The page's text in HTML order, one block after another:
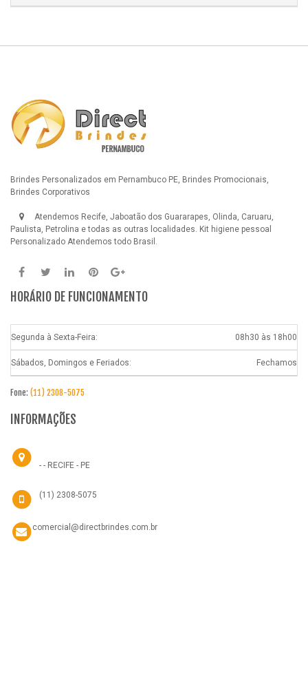
Brindes Personalizados em Pernambuco PE, Brindes Promocionais,
Brindes Corporativos
Atendemos Recife, Jaboatão dos Guararapes, Olinda, Caruaru,
Paulista, Petrolina e todas as outras localidades. Kit higiene pessoal
Personalizado Atendemos todo Brasil.
HORÁRIO DE FUNCIONAMENTO
Segunda à Sexta-Feira: 08h30 às 18h00
Sábados, Domingos e Feriados: Fechamos
Fone: (11) 2308-5075
INFORMAÇÕES
- - RECIFE - PE
(11) 2308-5075
comercial@directbrindes.com.br